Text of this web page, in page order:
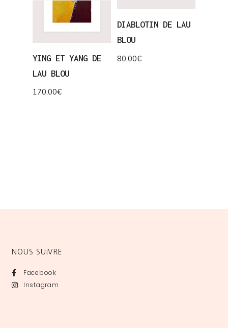
YING ET YANG DE
LAU BLOU
170,00€
DIABLOTIN DE LAU
BLOU
80,00€
NOUS SUIVRE
Facebook
Instagram